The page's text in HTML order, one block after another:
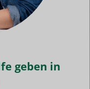
geben in